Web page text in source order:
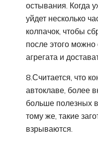
остывания. Когда
уйдет несколько
колпачок, чтобы
после этого
агрегата и
8.Считается, что
автоклаве, более
больше полезных
тому же, такие
взрываются.